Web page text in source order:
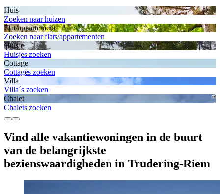
Huis
Zoeken naar huizen
Flat/appartement
Zoeken naar flats/appartementen
Huisje
Huisjes zoeken
Cottage
Cottages zoeken
Villa
Villa´s zoeken
Chalet
Chalets zoeken
Vind alle vakantiewoningen in de buurt
van de belangrijkste
bezienswaardigheden in Trudering-Riem